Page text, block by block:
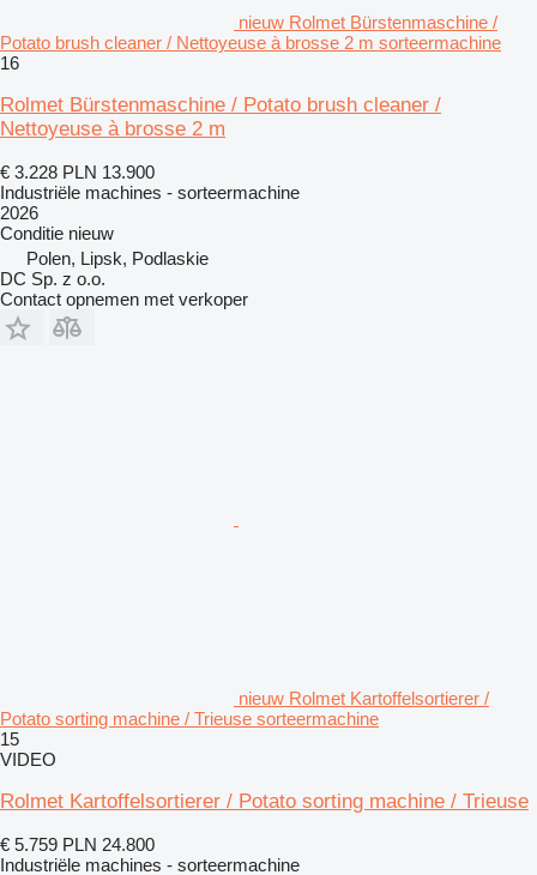
nieuw Rolmet Bürstenmaschine /
Potato brush cleaner / Nettoyeuse à brosse 2 m sorteermachine
16
Rolmet Bürstenmaschine / Potato brush cleaner /
Nettoyeuse à brosse 2 m
€ 3.228 PLN 13.900
Industriële machines - sorteermachine
2026
Conditie nieuw
Polen, Lipsk, Podlaskie
DC Sp. z o.o.
Contact opnemen met verkoper
nieuw Rolmet Kartoffelsortierer /
Potato sorting machine / Trieuse sorteermachine
15
VIDEO
Rolmet Kartoffelsortierer / Potato sorting machine / Trieuse
€ 5.759 PLN 24.800
Industriële machines - sorteermachine